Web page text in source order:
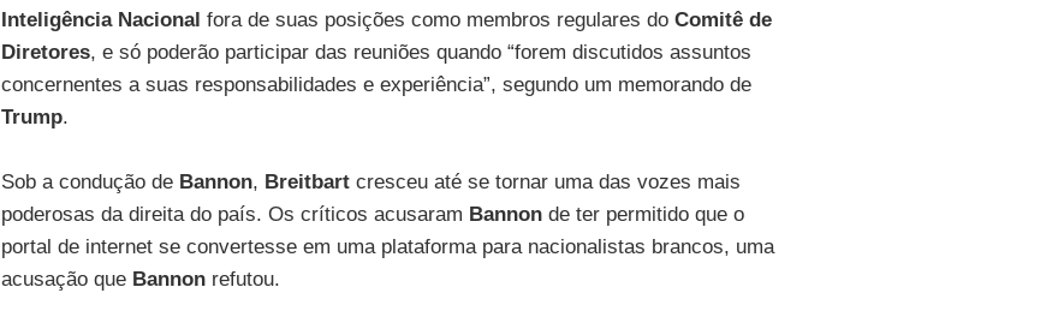
Inteligência Nacional fora de suas posições como membros regulares do Comitê de
Diretores, e só poderão participar das reuniões quando “forem discutidos assuntos
concernentes a suas responsabilidades e experiência”, segundo um memorando de
Trump.
Sob a condução de Bannon, Breitbartcresceu até se tornar uma das vozes mais
poderosas da direita do país. Os críticos acusaram Bannonde ter permitido que o
portal de internet se convertesse em uma plataforma para nacionalistas brancos, uma
acusação que Bannonrefutou.